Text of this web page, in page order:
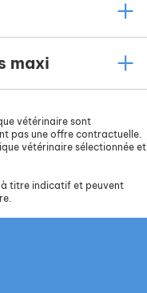
maxi
vétérinaire sont
pas une offre contractuelle.
vétérinaire sélectionnée et
à titre indicatif et peuvent